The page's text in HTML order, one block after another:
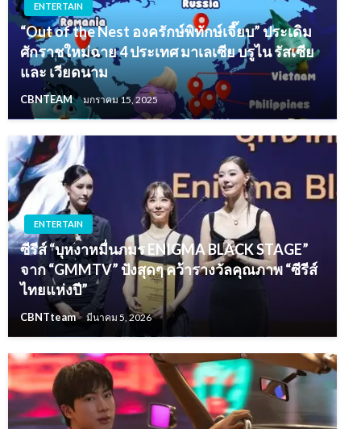
ENTERTAIN
“Out of the Nest องครักษ์พิทักษ์เจี๊ยบ” ประเดิม
ศักราชใหม่ฉาย 4 ประเทศ มาเลเซีย บรูไน รัสเซีย
และ เวียดนาม
CBNTEAM มกราคม 15, 2025
ENTERTAIN
ซีรีส์ “บุหงาหมื่นภมร ENIGMA BLACK STAGE”
จาก “GMMTV” ปังสุดๆ คว้ารางวัลคุณภาพ “ซีรีส์
ไทยแห่งปี”
CBNTteam มีนาคม 5, 2026